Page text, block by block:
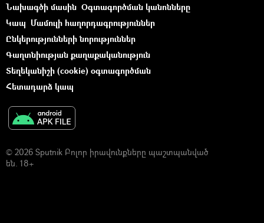
Նախագծի մասին Օգտագործման կանոնները
Կապ Մամուլի հաղորդագրություններ
Ընկերությունների նորություններ
Գաղտնիության քաղաքականություն
Տեղեկանիշի (cookie) օգտագործման
Հետադարձ կապ
© 2026 Sputnik Բոլոր իրավունքները պաշտպանված
են. 18+